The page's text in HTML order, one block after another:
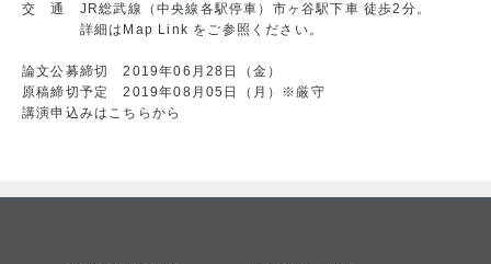
交 通 JR総武線（中央線各駅停車）市ヶ谷駅下車 徒歩2分。
詳細は Map Link をご参照ください。
論文公募締切 2019年06月28日（金）
原稿締切予定 2019年08月05日（月）※厳守
講演申込みは こちら から